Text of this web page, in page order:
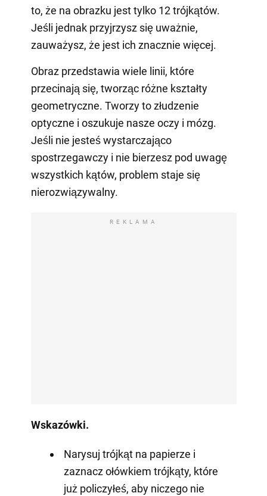
to, że na obrazku jest tylko 12 trójkątów.
Jeśli jednak przyjrzysz się uważnie,
zauważysz, że jest ich znacznie więcej.
Obraz przedstawia wiele linii, które
przecinają się, tworząc różne kształty
geometryczne. Tworzy to złudzenie
optyczne i oszukuje nasze oczy i mózg.
Jeśli nie jesteś wystarczająco
spostrzegawczy i nie bierzesz pod uwagę
wszystkich kątów, problem staje się
nierozwiązywalny.
REKLAMA
Wskazówki.
Narysuj trójkąt na papierze i
zaznacz ołówkiem trójkąty, które
już policzyłeś, aby niczego nie